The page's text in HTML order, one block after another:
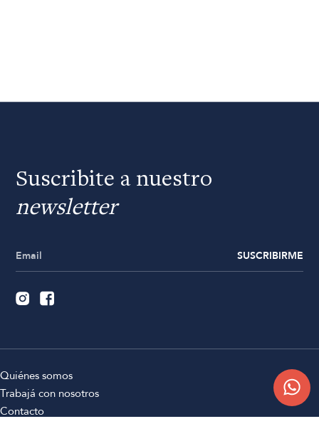
Suscribite a nuestro
newsletter
SUSCRIBIRME
Quiénes somos
Trabajá con nosotros
Contacto